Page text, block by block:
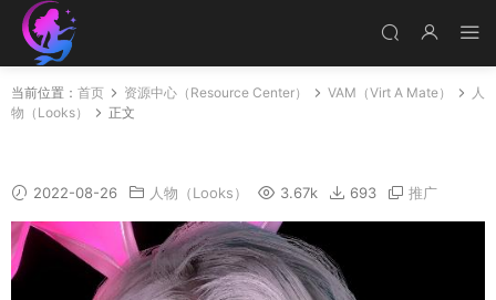
当前位置： 首页 资源中心（Resource Center） VAM（Virt A Mate）
人
物（Looks）
正文
2022-08-26 人物（Looks） 3.67k 693 推广